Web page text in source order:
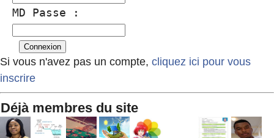
MD Passe :
Si vous n'avez pas un compte, cliquez ici pour vous
inscrire
Déjà membres du site